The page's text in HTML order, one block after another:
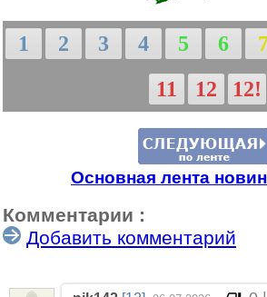
1 2 3 4 5 6
11
12 12!
Основная лента
Комментарии :
Добавить комментарий